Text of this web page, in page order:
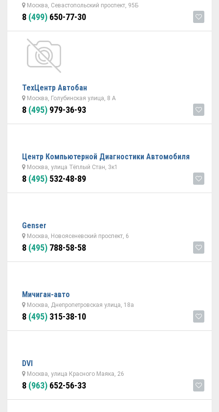
Москва, Севастопольский проспект, 95Б
8 (499) 650-77-30
ТехЦентр Автобан
Москва, Голубинская улица, 8 А
8 (495) 979-36-93
Центр Компьютерной Диагностики Автомобиля
Москва, улица Тёплый Стан, 3к1
8 (495) 532-48-89
Genser
Москва, Новоясеневский проспект, 6
8 (495) 788-58-58
Мичиган-авто
Москва, Днепропетровская улица, 18а
8 (495) 315-38-10
DVI
Москва, улица Красного Маяка, 26
8 (963) 652-56-33